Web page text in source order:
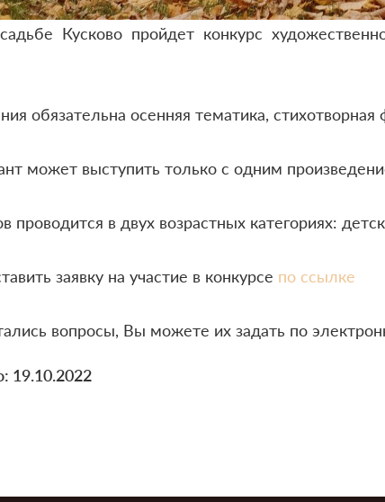
Кусково пройдет конкурс
обязательна осенняя тематика,
может выступить только с одним
проводится в двух возрастных категориях:
заявку на участие в конкурсе по ссылке
вопросы, Вы можете их задать по
19.10.2022